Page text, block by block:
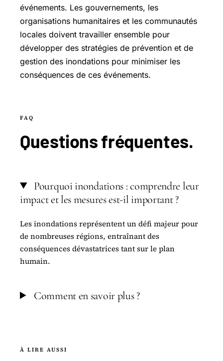
événements. Les gouvernements, les
organisations humanitaires et les communautés
locales doivent travailler ensemble pour
développer des stratégies de prévention et de
gestion des inondations pour minimiser les
conséquences de ces événements.
FAQ
Questionsfréquentes.
Pourquoi inondations : comprendre leur
impact et les mesures est-il important ?
Les inondations représentent un défi majeur pour
de nombreuses régions, entraînant des
conséquences dévastatrices tant sur le plan
humain.
Comment en savoir plus ?
À LIRE AUSSI